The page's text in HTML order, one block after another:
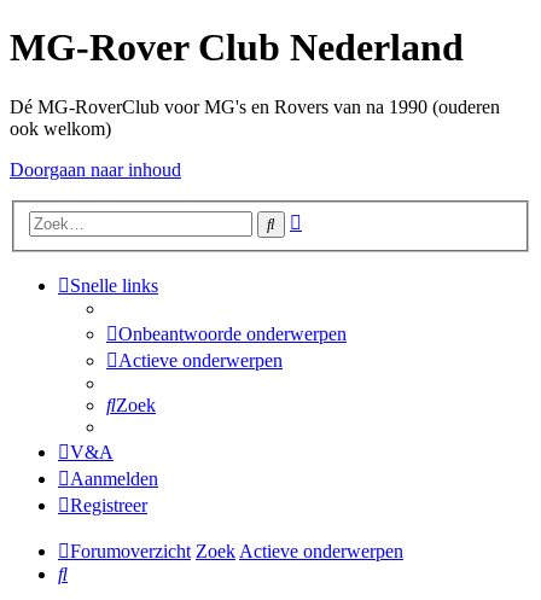
MG-Rover Club Nederland
Dé MG-RoverClub voor MG's en Rovers van na 1990 (ouderen
ook welkom)
Doorgaan naar inhoud
Zoek
Snelle links
Onbeantwoorde onderwerpen
Actieve onderwerpen
Zoek
V&A
Aanmelden
Registreer
Forumoverzicht ZoekActieve onderwerpen
Zoek